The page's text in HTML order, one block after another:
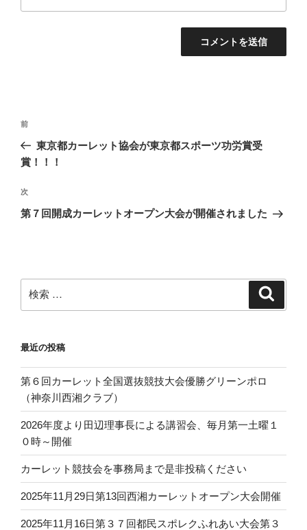
投
ナ
ゲ
ー
過
去
の
稿
前
東京都カーレット協会が東京都スポーツ功労賞受
賞！！！
次
の
次
第７回開成カーレットオープン大会が開催されました
検
索:
最近の投稿
第６回カーレット全国選抜競技大会優勝グリーンポロ
（神奈川西湘クラブ）
2026年度より田辺理事長による講習会、毎月第一土曜１
０時～開催
カーレット競技会を事務局まで是非投稿ください
2025年11月29日第13回西湘カーレットオープン大会開催
2025年11月16日第３７回都民スポレクふれあい大会第３